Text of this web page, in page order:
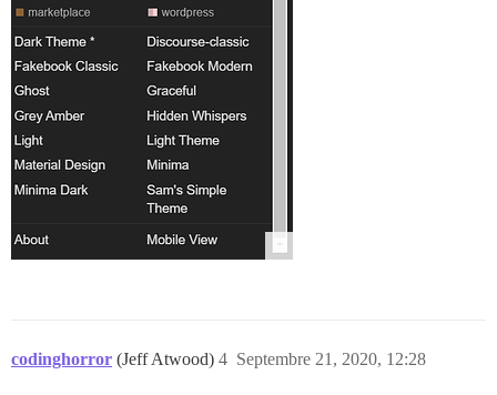
codinghorror (Jeff Atwood) Septembre 21, 2020, 12:28
4